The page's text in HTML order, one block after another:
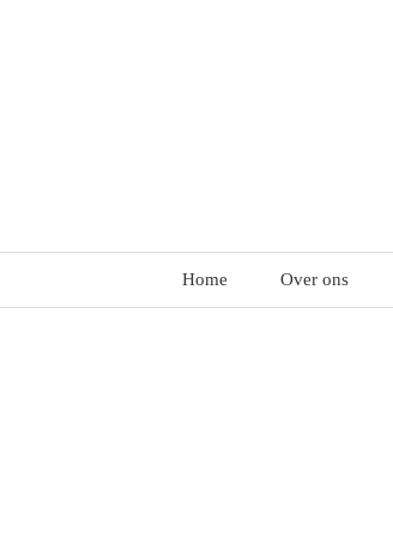
Home Over ons